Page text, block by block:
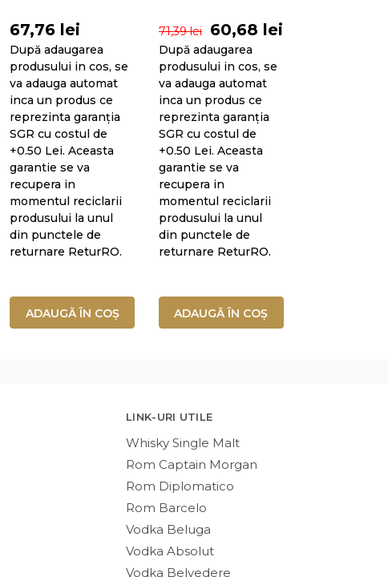
67,76 lei
După adaugarea
produsului in cos, se
va adauga automat
inca un produs ce
reprezinta garanția
SGR cu costul de
+0.50 Lei. Aceasta
garantie se va
recupera in
momentul reciclarii
produsului la unul
din punctele de
returnare ReturRO.
ADAUGĂ ÎN COȘ
71,39lei 60,68 lei
După adaugarea
produsului in cos, se
va adauga automat
inca un produs ce
reprezinta garanția
SGR cu costul de
+0.50 Lei. Aceasta
garantie se va
recupera in
momentul reciclarii
produsului la unul
din punctele de
returnare ReturRO.
ADAUGĂ ÎN COȘ
LINK-URI UTILE
Whisky Single Malt
Rom Captain Morgan
Rom Diplomatico
Rom Barcelo
Vodka Beluga
Vodka Absolut
Vodka Belvedere